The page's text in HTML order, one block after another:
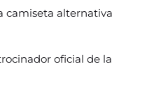
camiseta alternativa
oficial de la